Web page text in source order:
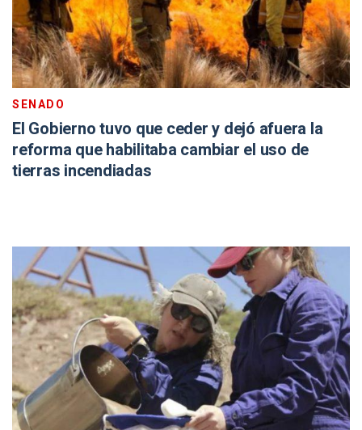
SENADO
El Gobierno tuvo que ceder y dejó afuera la
reforma que habilitaba cambiar el uso de
tierras incendiadas